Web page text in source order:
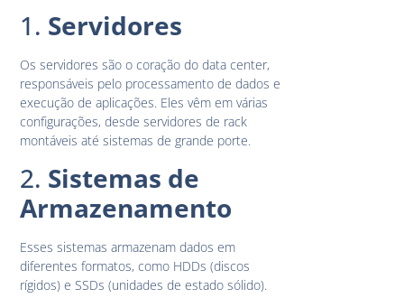
1. Servidores
Os servidores são o coração do data center,
responsáveis pelo processamento de dados e
execução de aplicações. Eles vêm em várias
configurações, desde servidores de rack
montáveis até sistemas de grande porte.
2. Sistemas de
Armazenamento
Esses sistemas armazenam dados em
diferentes formatos, como HDDs (discos
rígidos) e SSDs (unidades de estado sólido).